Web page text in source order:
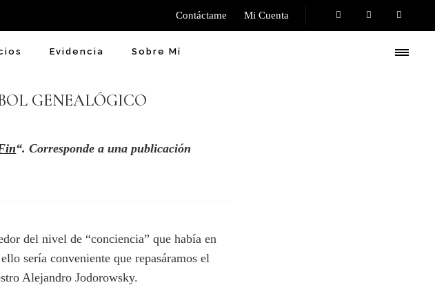
Contáctame Mi Cuenta
Evidencia Sobre Mí
GENEALÓGICO
“. Corresponde a una publicación
del nivel de “conciencia” que había en
sería conveniente que repasáramos el
Alejandro Jodorowsky.